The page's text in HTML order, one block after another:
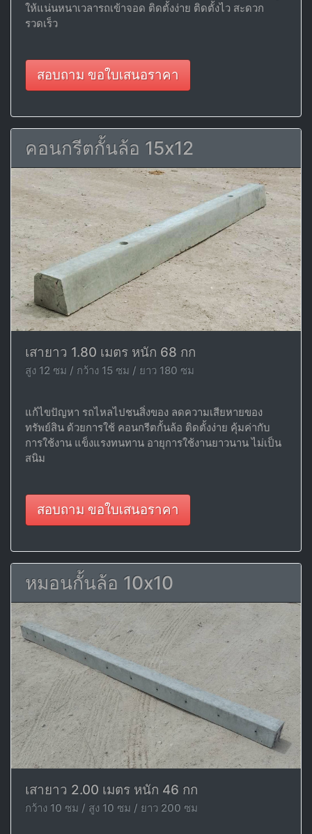
ให้แน่นหนาเวลารถเข้าจอด ติดตั้งง่าย ติดตั้งไว สะดวก
รวดเร็ว
สอบถาม ขอใบเสนอราคา
คอนกรีตกั้นล้อ 15x12
เสายาว 1.80 เมตร หนัก 68 กก
สูง 12 ซม / กว้าง 15 ซม / ยาว 180 ซม
แก้ไขปัญหา รถไหลไปชนสิ่งของ ลดความเสียหายของ
ทรัพย์สิน ด้วยการใช้ คอนกรีตกั้นล้อ ติดตั้งง่าย คุ้มค่ากับ
การใช้งาน แข็งแรงทนทาน อายุการใช้งานยาวนาน ไม่เป็น
สนิม
สอบถาม ขอใบเสนอราคา
หมอนกั้นล้อ 10x10
เสายาว 2.00 เมตร หนัก 46 กก
กว้าง 10 ซม / สูง 10 ซม / ยาว 200 ซม